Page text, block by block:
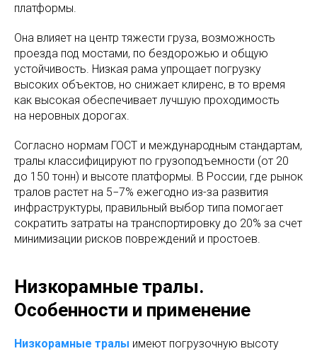
платформы.
Она влияет на центр тяжести груза, возможность
проезда под мостами, по бездорожью и общую
устойчивость. Низкая рама упрощает погрузку
высоких объектов, но снижает клиренс, в то время
как высокая обеспечивает лучшую проходимость
на неровных дорогах.
Согласно нормам ГОСТ и международным стандартам,
тралы классифицируют по грузоподъемности (от 20
до 150 тонн) и высоте платформы. В России, где рынок
тралов растет на 5−7% ежегодно из-за развития
инфраструктуры, правильный выбор типа помогает
сократить затраты на транспортировку до 20% за счет
минимизации рисков повреждений и простоев.
Низкорамные тралы.
Особенности и применение
Низкорамные тралы имеют погрузочную высоту